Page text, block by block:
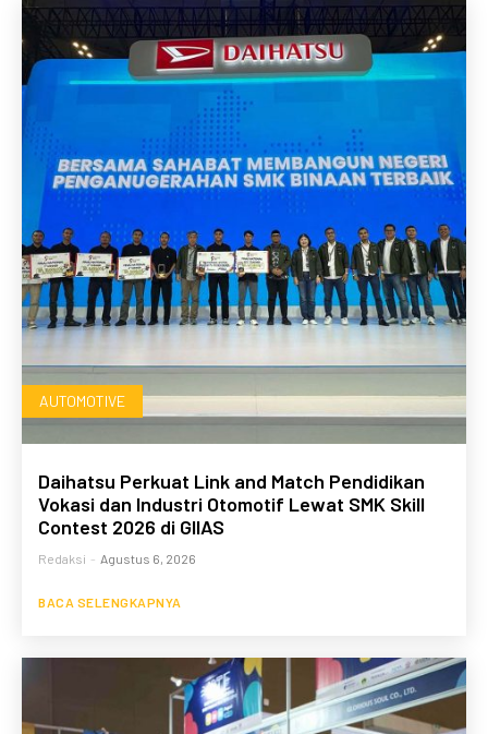
AUTOMOTIVE
Daihatsu Perkuat Link and Match Pendidikan
Vokasi dan Industri Otomotif Lewat SMK Skill
Contest 2026 di GIIAS
Redaksi - Agustus 6, 2026
BACA SELENGKAPNYA